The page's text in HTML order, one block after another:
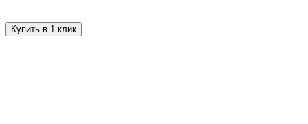
Купить в 1 клик